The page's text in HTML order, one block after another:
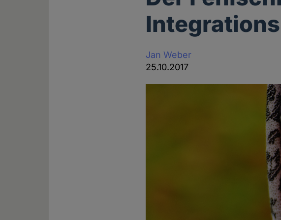
Jan Weber
25.10.2017